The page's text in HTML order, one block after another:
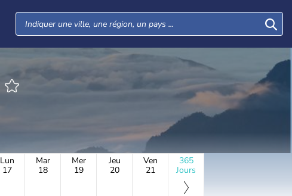
Lun
17
Mar
18
Mer
19
Jeu
20
Ven
21
365
Jours